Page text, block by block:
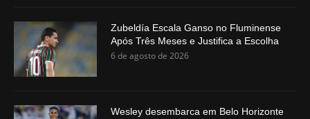
Zubeldía Escala Ganso no Fluminense
Após Três Meses e Justifica a Escolha
6 de agosto de 2026
Wesley desembarca em Belo Horizonte